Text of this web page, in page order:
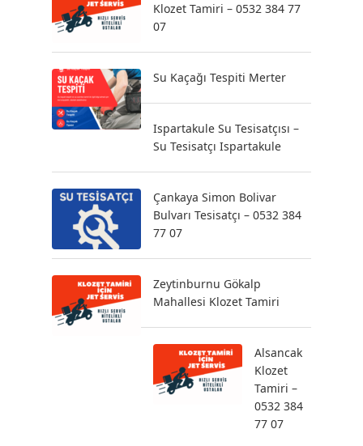
Klozet Tamiri – 0532 384 77
07
Su Kaçağı Tespiti Merter
Ispartakule Su Tesisatçısı –
Su Tesisatçı Ispartakule
Çankaya Simon Bolivar
Bulvarı Tesisatçı – 0532 384
77 07
Zeytinburnu Gökalp
Mahallesi Klozet Tamiri
Alsancak
Klozet
Tamiri –
0532 384
77 07